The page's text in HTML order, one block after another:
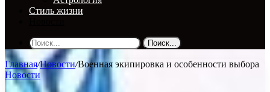
Стиль жизни
Поиск...
Главная/Новости/Военная экипировка и особенности выбора
Новости